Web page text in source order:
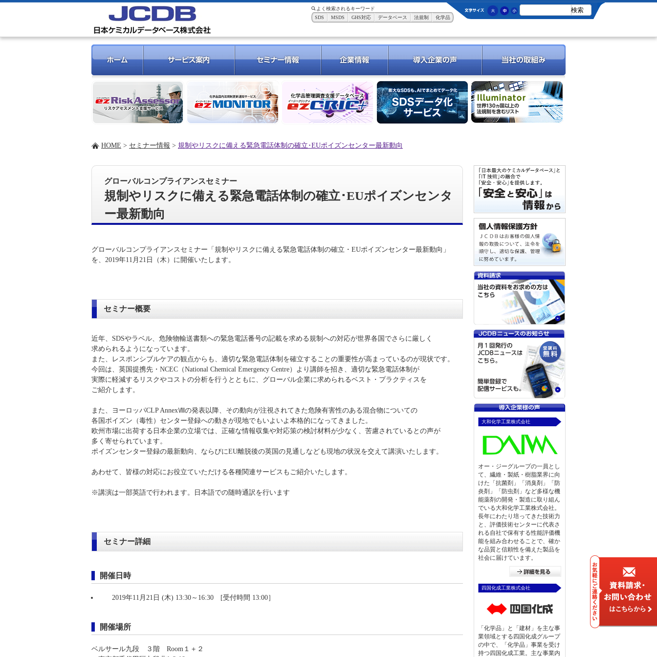
よく検索されるキーワード
SDS
MSDS GHS対応 データベース 法規制 化学品
HOME > セミナー情報 > 規制やリスクに備える緊急電話体制の確立･EUポイズンセンター最新動向
グローバルコンプライアンスセミナー
規制やリスクに備える緊急電話体制の確立･EUポイズンセンタ
ー最新動向
グローバルコンプライアンスセミナー「規制やリスクに備える緊急電話体制の確立・EUポイズンセンター最新動向」
を、2019年11月21日（木）に開催いたします。
セミナー概要
近年、SDSやラベル、危険物輸送書類への緊急電話番号の記載を求める規制への対応が世界各国でさらに厳しく
求められるようになっています。
また、レスポンシブルケアの観点からも、適切な緊急電話体制を確立することの重要性が高まっているのが現状です。
今回は、英国提携先・NCEC（National Chemical Emergency Centre）より講師を招き、適切な緊急電話体制が
実際に軽減するリスクやコストの分析を行うとともに、グローバル企業に求められるベスト・プラクティスを
ご紹介します。
また、ヨーロッパCLP AnnexⅧの発表以降、その動向が注視されてきた危険有害性のある混合物についての
各国ポイズン（毒性）センター登録への動きが現地でもいよいよ本格的になってきました。
欧州市場に出荷する日本企業の立場では、正確な情報収集や対応策の検討材料が少なく、苦慮されているとの声が
多く寄せられています。
ポイズンセンター登録の最新動向、ならびにEU離脱後の英国の見通しなども現地の状況を交えて講演いたします。
あわせて、皆様の対応にお役立ていただける各種関連サービスもご紹介いたします。
※講演は一部英語で行われます。日本語での随時通訳を行います
セミナー詳細
開催日時
2019年11月21日 (木) 13:30～16:30 [受付時間 13:00］
開催場所
ベルサール九段 ３階 Room１＋２
大和化学工業株式会社
オー・ジーグループの一員とし
て、繊維・製紙・樹脂業界に向
けた「抗菌剤」「消臭剤」「防
炎剤」「防虫剤」など多様な機
能薬剤の開発・製造に取り組ん
でいる大和化学工業株式会社。
長年にわたり培ってきた技術力
と、評価技術センターに代表さ
れる自社で保有する性能評価機
能を組み合わせることで、確か
な品質と信頼性を備えた製品を
社会に届けています。
四国化成工業株式会社
「化学品」と「建材」を主な事
業領域とする四国化成グループ
の中で、「化学品」事業を受け
持つ四国化成工業。主な事業内